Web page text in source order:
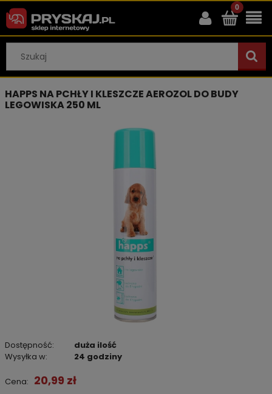
HAPPS NA PCHŁY I KLESZCZE AEROZOL DO BUDY
LEGOWISKA 250 ML
Dostępność:
duża ilość
Wysyłka w:
24 godziny
Cena: 20,99 zł